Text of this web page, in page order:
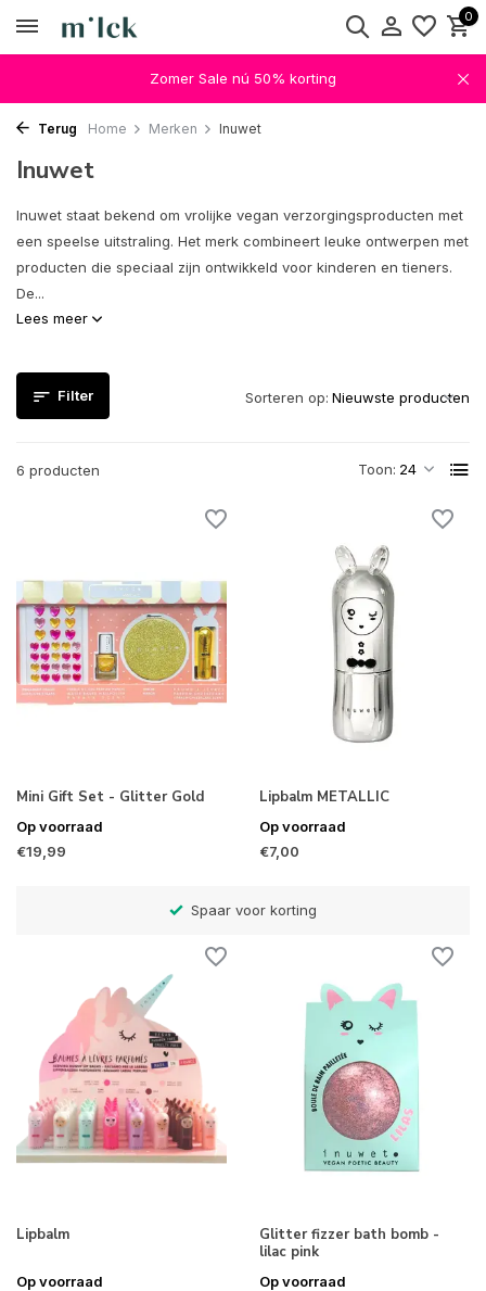
0
Zomer Sale nú 50% korting
Terug Home Merken Inuwet
Inuwet
Inuwet staat bekend om vrolijke vegan verzorgingsproducten met
een speelse uitstraling. Het merk combineert leuke ontwerpen met
producten die speciaal zijn ontwikkeld voor kinderen en tieners.
De...
Lees meer
Filter
6 producten Toon:
Sorteren op:
Mini Gift Set - Glitter Gold
Op voorraad
€19,99
Lipbalm METALLIC
Op voorraad
€7,00
Spaar voor korting
Lipbalm
Op voorraad
Glitter fizzer bath bomb -
lilac pink
Op voorraad